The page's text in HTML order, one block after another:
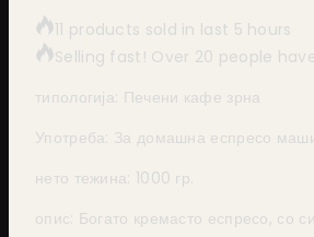
11 products sold in last 5 hours
Selling fast! Over 20 people
типологија: Печени кафе зрна
Употреба: За домашна еспресо
нето тежина: 1000 гр.
опис: Богато кремасто еспресо, со